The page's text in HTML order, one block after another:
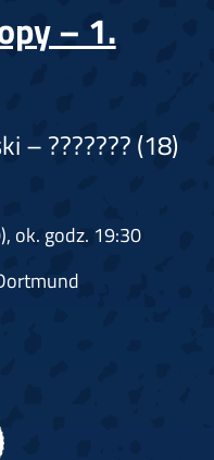
– 1.
– ??????? (18)
ok. godz. 19:30